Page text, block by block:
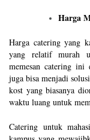
Harga
Harga catering yang
yang relatif murah
memesan catering ini
juga bisa menjadi
kost yang biasanya
waktu luang untuk
Catering untuk